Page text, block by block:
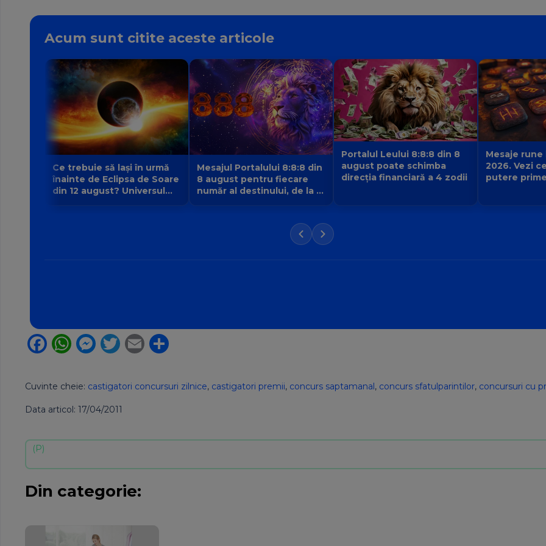
Acum sunt citite aceste articole
Ce trebuie să lași în urmă
înainte de Eclipsa de Soare
din 12 august? Universul
Mesajul Portalului 8:8:8 din
8 august pentru fiecare
număr al destinului, de la 1
Portalul Leului 8:8:8 din 8
august poate schimba
direcția financiară a 4 zodii
Mesaje rune
2026. Vezi
putere
Facebook
WhatsApp
Messenger
Twitter
Email
Cuvinte cheie: castigatori concursuri zilnice, castigatori premii, concurs saptamanal, concurs sfatulparintilor, concursuri cu
Data articol: 17/04/2011
Din categorie: